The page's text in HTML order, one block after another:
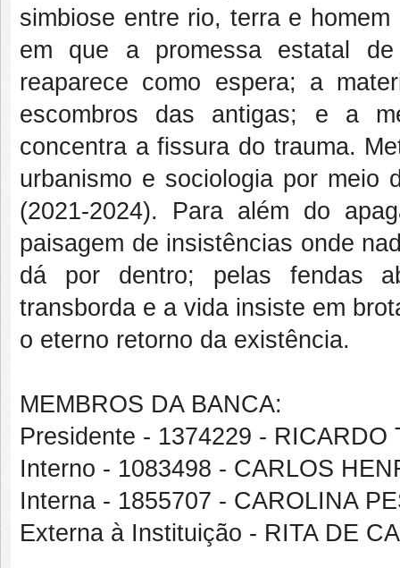
simbiose entre rio, terra e
em que a promessa estatal
reaparece como espera; a
escombros das antigas; e a
concentra a fissura do trauma.
urbanismo e sociologia por meio
(2021-2024). Para além do
paisagem de insistências onde
dá por dentro; pelas fendas
transborda e a vida insiste em
o eterno retorno da existência.
MEMBROS DA BANCA:
Presidente - 1374229 - RICARDO
Interno - 1083498 - CARLOS
Interna - 1855707 - CAROLINA
Externa à Instituição - RITA DE